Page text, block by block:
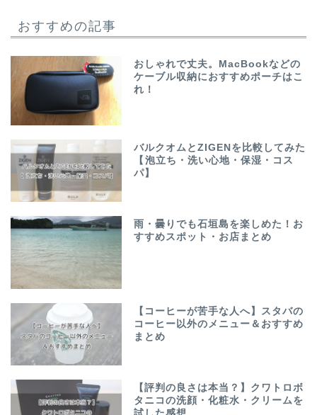
おすすめの記事
おしゃれで丈夫。MacBookなどの
ケーブル収納におすすめポーチはこ
れ！
バルクオムとZIGENを比較してみた
【泡立ち・洗い心地・保湿・コス
パ】
雨・曇りでも石垣島を楽しめた！お
すすめスポット・お店まとめ
【コーヒーが苦手な人へ】スタバの
コーヒー以外のメニュー＆おすすめ
まとめ
【評判の良さは本当？】クワトロボ
タニコの洗顔・化粧水・クリームを